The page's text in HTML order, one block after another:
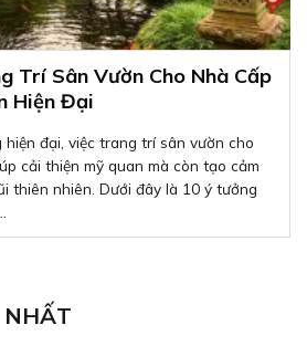
Trí Sân Vườn Cho Nhà Cấp
Hiện Đại
đại, việc trang trí sân vườn cho
cải thiện mỹ quan mà còn tạo cảm
thiên nhiên. Dưới đây là 10 ý tưởng
NHẤT